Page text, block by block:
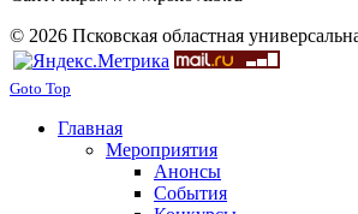
© 2026 Псковская областная
Goto Top
Главная
Мероприятия
Анонсы
События